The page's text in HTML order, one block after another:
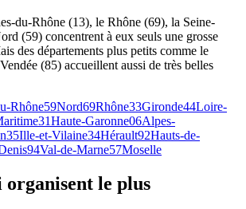
du-Rhône (13), le Rhône (69), la Seine-
(59) concentrent à eux seuls une grosse
des départements plus petits comme le
(85) accueillent aussi de très belles
Rhône59Nord69Rhône33Gironde44Loire-
31Haute-Garonne06Alpes-
35Ille-et-Vilaine34Hérault92Hauts-de-
94Val-de-Marne57Moselle
organisent le plus